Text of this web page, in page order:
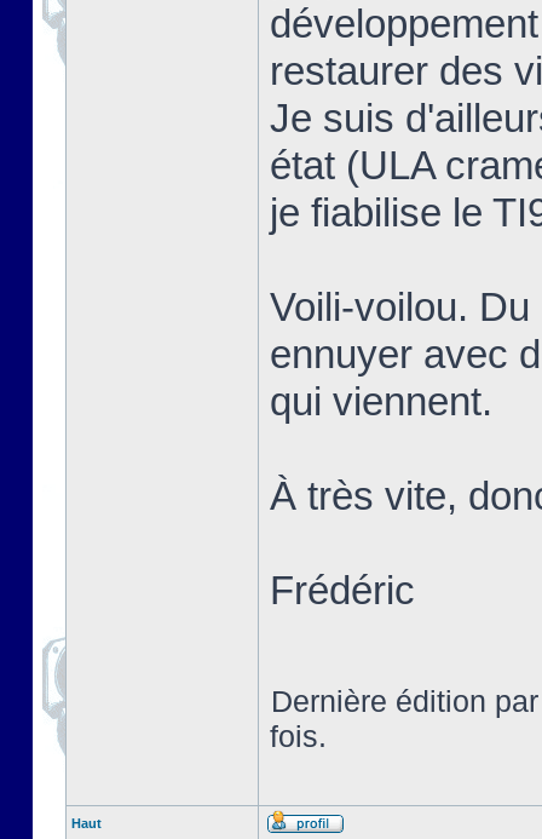
restaurer des
Je suis
état (ULA
je fiabilise le
Voili-voilou.
ennuyer avec
qui viennent.
À très vite,
Frédéric
Dernière édition
fois.
Haut